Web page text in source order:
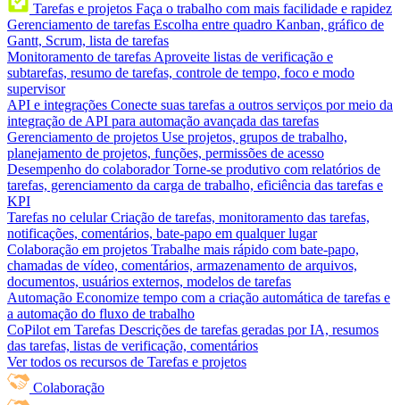
Tarefas e projetos Faça o trabalho com mais facilidade e rapidez
Gerenciamento de tarefas Escolha entre quadro Kanban, gráfico de
Gantt, Scrum, lista de tarefas
Monitoramento de tarefas Aproveite listas de verificação e
subtarefas, resumo de tarefas, controle de tempo, foco e modo
supervisor
API e integrações Conecte suas tarefas a outros serviços por meio da
integração de API para automação avançada das tarefas
Gerenciamento de projetos Use projetos, grupos de trabalho,
planejamento de projetos, funções, permissões de acesso
Desempenho do colaborador Torne-se produtivo com relatórios de
tarefas, gerenciamento da carga de trabalho, eficiência das tarefas e
KPI
Tarefas no celular Criação de tarefas, monitoramento das tarefas,
notificações, comentários, bate-papo em qualquer lugar
Colaboração em projetos Trabalhe mais rápido com bate-papo,
chamadas de vídeo, comentários, armazenamento de arquivos,
documentos, usuários externos, modelos de tarefas
Automação Economize tempo com a criação automática de tarefas e
a automação do fluxo de trabalho
CoPilot em Tarefas Descrições de tarefas geradas por IA, resumos
das tarefas, listas de verificação, comentários
Ver todos os recursos de Tarefas e projetos
Colaboração